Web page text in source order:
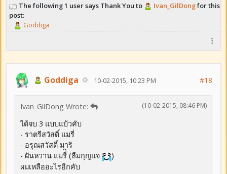
The following 1 user says Thank You to Ivan_GilDongfor this
post:
Goddiga
Goddiga 10-02-2015, 10:23 PM #18
(10-02-2015, 08:46 PM)
Ivan_GilDong Wrote:
ได้จบ 3 แบบแบ้วคับ
- ราตรีสวัสดิ์ แมรี่
- อรุณสวัสดิ์ มาริ
- ฝันหวาน แมรี่ิ (ลืมกุญแจ
)
ผมเหลืออะไรอีกคับ